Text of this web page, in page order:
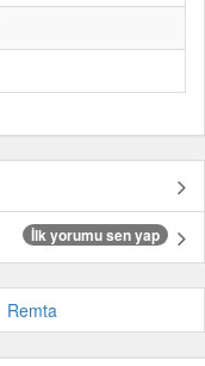
İlk yorumu sen yap
Remta